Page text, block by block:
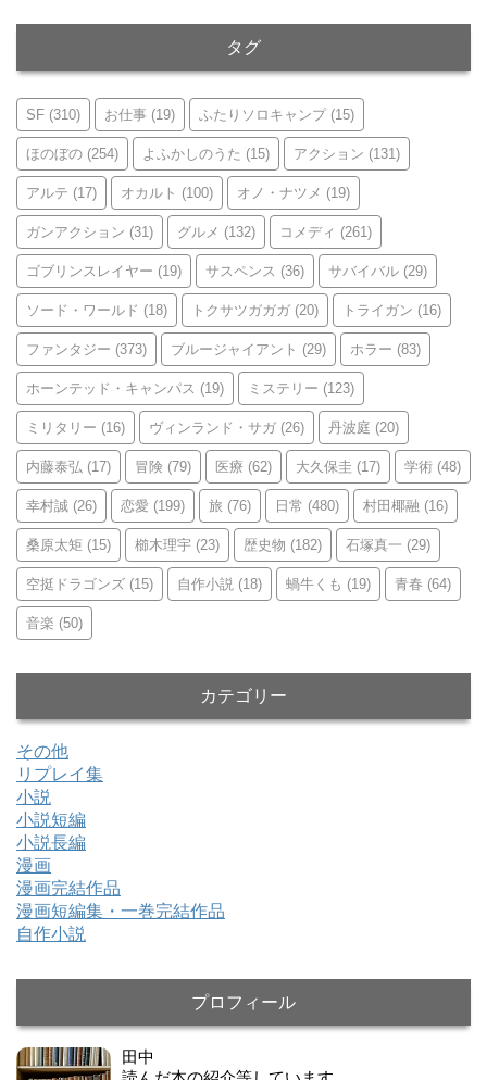
タグ
SF (310) お仕事 (19) ふたりソロキャンプ(15)
ほのぼの (254) よふかしのうた (15) アクション (131)
アルテ (17) オカルト (100) オノ・ナツメ (19)
ガンアクション (31) グルメ (132) コメディ (261)
ゴブリンスレイヤー (19) サスペンス (36) サバイバル (29)
ソード・ワールド (18) トクサツガガガ (20) トライガン (16)
ファンタジー (373) ブルージャイアント (29) ホラー (83)
ホーンテッド・キャンパス (19) ミステリー (123)
ミリタリー (16) ヴィンランド・サガ (26) 丹波庭 (20)
内藤泰弘 (17) 冒険 (79) 医療 (62) 大久保圭 (17) 学術 (48)
幸村誠 (26) 恋愛 (199) 旅 (76) 日常 (480) 村田椰融 (16)
桑原太矩 (15) 櫛木理宇 (23) 歴史物 (182) 石塚真一 (29)
空挺ドラゴンズ (15) 自作小説 (18) 蝸牛くも (19) 青春 (64)
音楽 (50)
カテゴリー
その他
リプレイ集
小説
小説短編
小説長編
漫画
漫画完結作品
漫画短編集・一巻完結作品
自作小説
プロフィール
田中